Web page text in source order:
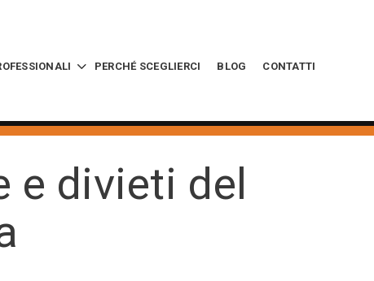
PERCHÉ SCEGLIERCI BLOG CONTATTI
e divieti del